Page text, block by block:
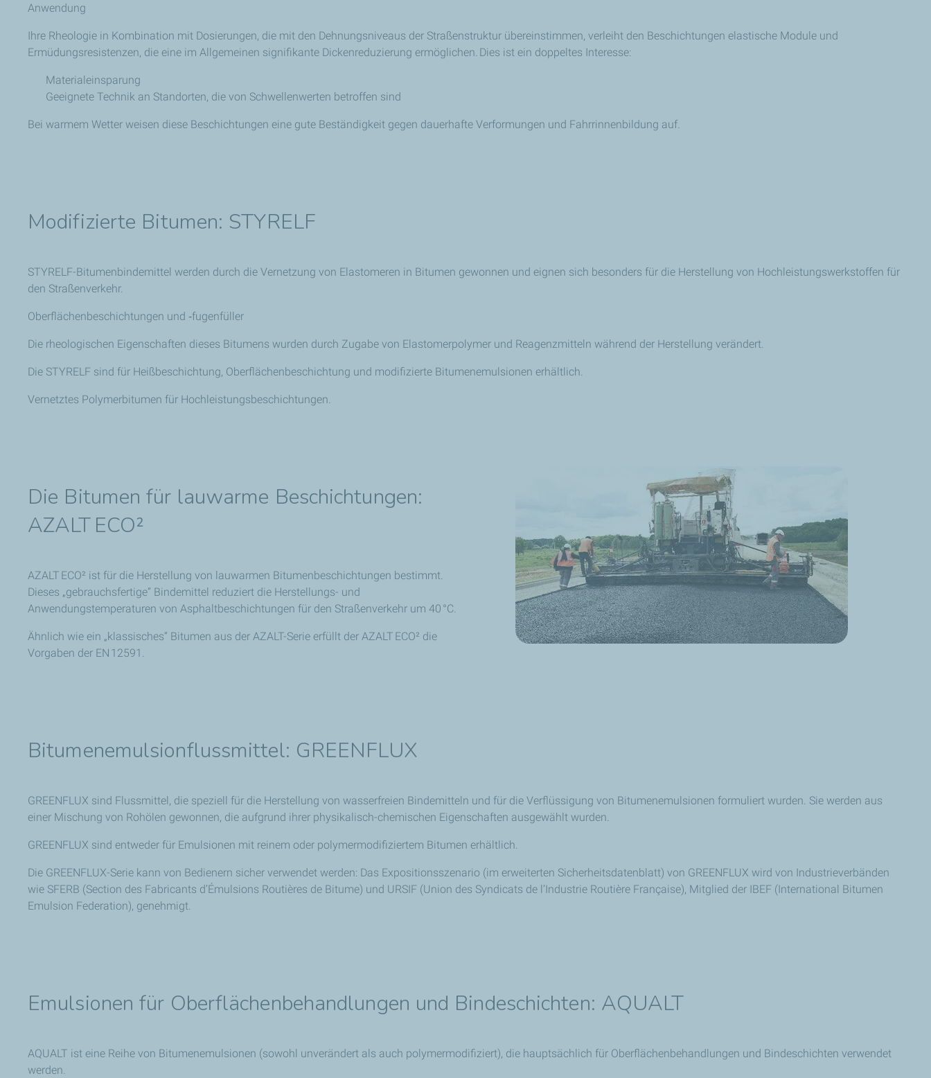
Anwendung
Ihre Rheologie in Kombination mit Dosierungen, die mit den Dehnungsniveaus der Straßenstruktur übereinstimmen, verleiht den Beschichtungen elastische Module und
Ermüdungsresistenzen, die eine im Allgemeinen signifikante Dickenreduzierung ermöglichen. Dies ist ein doppeltes Interesse:
Materialeinsparung
Geeignete Technik an Standorten, die von Schwellenwerten betroffen sind
Bei warmem Wetter weisen diese Beschichtungen eine gute Beständigkeit gegen dauerhafte Verformungen und Fahrrinnenbildung auf.
Modifizierte Bitumen: STYRELF
STYRELF-Bitumenbindemittel werden durch die Vernetzung von Elastomeren in Bitumen gewonnen und eignen sich besonders für die Herstellung von Hochleistungswerkstoffen für
den Straßenverkehr.
Oberflächenbeschichtungen und ‑fugenfüller
Die rheologischen Eigenschaften dieses Bitumens wurden durch Zugabe von Elastomerpolymer und Reagenzmitteln während der Herstellung verändert.
Die STYRELF sind für Heißbeschichtung, Oberflächenbeschichtung und modifizierte Bitumenemulsionen erhältlich.
Vernetztes Polymerbitumen für Hochleistungsbeschichtungen.
Die Bitumen für lauwarme Beschichtungen:
AZALT ECO²
AZALT ECO² ist für die Herstellung von lauwarmen Bitumenbeschichtungen bestimmt.
Dieses „gebrauchsfertige“ Bindemittel reduziert die Herstellungs- und
Anwendungstemperaturen von Asphaltbeschichtungen für den Straßenverkehr um 40 °C.
Ähnlich wie ein „klassisches“ Bitumen aus der AZALT-Serie erfüllt der AZALT ECO² die
Vorgaben der EN 12591.
Bitumenemulsionflussmittel: GREENFLUX
GREENFLUX sind Flussmittel, die speziell für die Herstellung von wasserfreien Bindemitteln und für die Verflüssigung von Bitumenemulsionen formuliert wurden. Sie werden aus
einer Mischung von Rohölen gewonnen, die aufgrund ihrer physikalisch-chemischen Eigenschaften ausgewählt wurden.
GREENFLUX sind entweder für Emulsionen mit reinem oder polymermodifiziertem Bitumen erhältlich.
Die GREENFLUX-Serie kann von Bedienern sicher verwendet werden: Das Expositionsszenario (im erweiterten Sicherheitsdatenblatt) von GREENFLUX wird von Industrieverbänden
wie SFERB (Section des Fabricants d’Émulsions Routières de Bitume) und URSIF (Union des Syndicats de l’Industrie Routière Française), Mitglied der IBEF (International Bitumen
Emulsion Federation), genehmigt.
Emulsionen für Oberflächenbehandlungen und Bindeschichten: AQUALT
AQUALT ist eine Reihe von Bitumenemulsionen (sowohl unverändert als auch polymermodifiziert), die hauptsächlich für Oberflächenbehandlungen und Bindeschichten verwendet
werden.